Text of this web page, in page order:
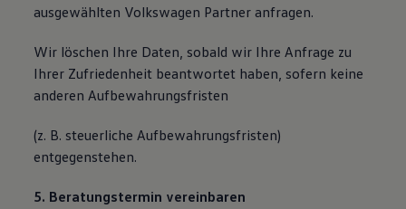
ausgewählten Volkswagen Partner anfragen.
Wir löschen Ihre Daten, sobald wir Ihre Anfrage zu
Ihrer Zufriedenheit beantwortet haben, sofern keine
anderen Aufbewahrungsfristen
(z. B. steuerliche Aufbewahrungsfristen)
entgegenstehen.
5. Beratungstermin vereinbaren